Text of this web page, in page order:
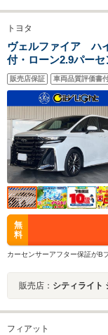
トヨタ
ヴェルファイア ハ
付・ローン2.9パー
様・デジタルインナ
ックビューモニター
メイト・クルーズコ
販売店保証 車両品質評価書
無
料
カーセンサーアフター保証がB
販売店： シティライト
フィアット